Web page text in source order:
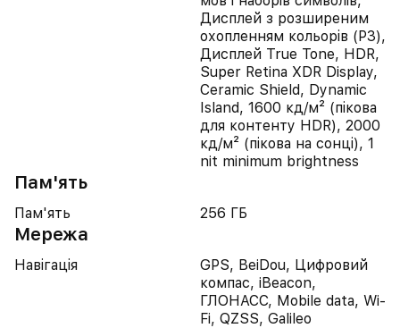
Дисплей з розширеним
охопленням кольорів (P3),
Дисплей True Tone, HDR,
Super Retina XDR Display,
Ceramic Shield, Dynamic
Island, 1600 кд/м² (пікова
для контенту HDR), 2000
кд/м² (пікова на сонці), 1
nit minimum brightness
Пам'ять
Пам'ять 256 ГБ
Мережа
Навігація
GPS, BeiDou, Цифровий
компас, iBeacon,
ГЛОНАСС, Mobile data, Wi-
Fi, QZSS, Galileo